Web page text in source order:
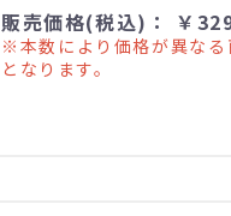
販売価格(税込)： ￥
※本数により価格が異な
となります。